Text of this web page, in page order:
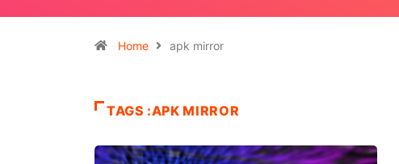
Home apk mirror
TAGS :APK MIRROR